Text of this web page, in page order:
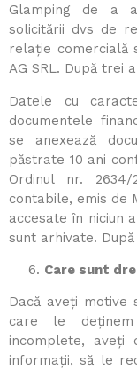
Glamping de a
solicitării dvs de
relație comercială
AG SRL. După trei
Datele cu
documentele
se anexează
păstrate 10 ani
Ordinul nr. 2634/
contabile, emis de
accesate în niciun
sunt arhivate.
Care sunt
Dacă aveți motive
care le
incomplete, aveți
informații, să le